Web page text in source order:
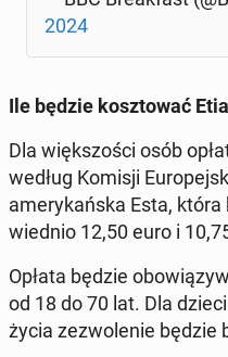
2024
Ile będzie kosz­to­wać
Dla więk­szo­ści osób
według Komisji
ame­ry­kań­ska Esta,
wied­nio 12,50 euro i
Opłata będzie
od 18 do 70 lat. Dla
życia ze­zwo­le­nie będzie